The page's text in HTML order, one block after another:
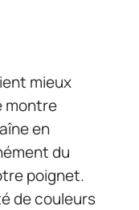
mieux
montre
en
du
poignet.
de couleurs